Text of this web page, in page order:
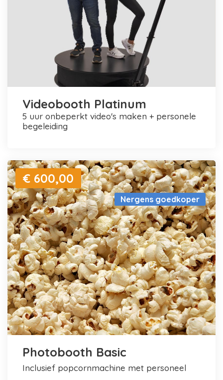
Videobooth Platinum
5 uur onbeperkt video's maken + personele
begeleiding
Nergens goedkoper
€ 600,00
Photobooth Basic
inclusief popcornmachine met personeel